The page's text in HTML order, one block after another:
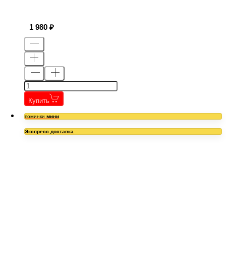
1 980
Купить
поминки мини
Экспресс доставка